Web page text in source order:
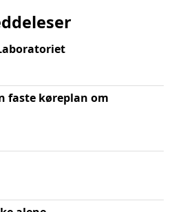
faste køreplan om